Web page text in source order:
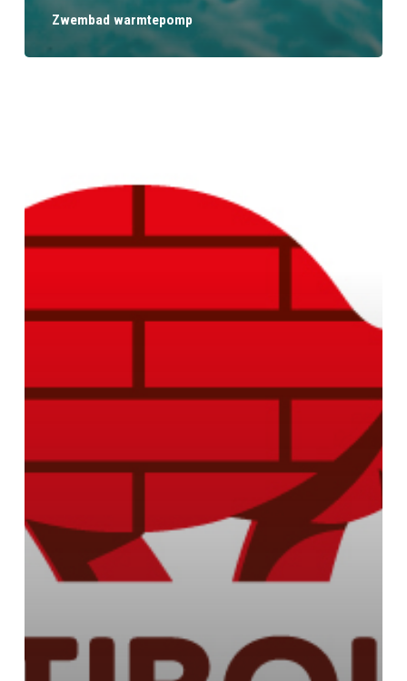
Zwembad warmtepomp